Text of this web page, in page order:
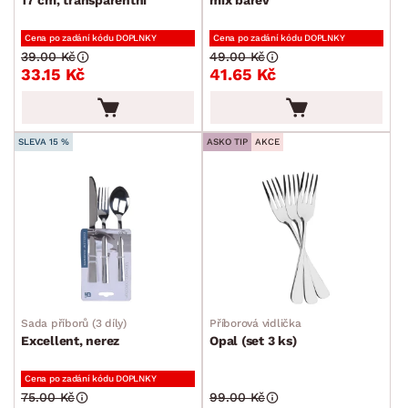
Plechy a pekáče
Příbory
Sady příborů
Kusové příbory
Vařečky a naběračky
Jídelní servis
Sklenice a skleničky
Příslušenství ke kávě a čaji
Dózy
Džbány a karafy
Cukrářské potřeby
Cena po zadání kódu DOPLNKY
33.15 Kč
39.00 Kč
Cena po zadání kódu DOPLNKY
41.65 Kč
49.00 Kč
SLEVA 15 %
Sada příborů (3 díly)
Excellent, nerez
Cena po zadání kódu DOPLNKY
75.00 Kč
ASKO TIP AKCE
Příborová vidlička
Opal (set 3 ks)
99.00 Kč